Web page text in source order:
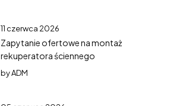
11 czerwca 2026
Zapytanie ofertowe na montaż
rekuperatora ściennego
byADM